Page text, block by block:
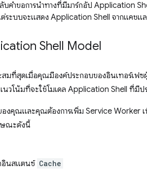
คำขอการนำทางที่มีมาร์กอัป Application
ต่ระบบจะแสดง Application Shell จากแคช
Shell Model
มที่สุดเมื่อคุณมีองค์ประกอบของอินเทอร์เฟ
วโน้มที่จะใช้โมเดล Application Shell ที่มีป
องคุณและคุณต้องการเพิ่ม Service Worker
ษณะดังนี้
อินสแตนซ์ Cache